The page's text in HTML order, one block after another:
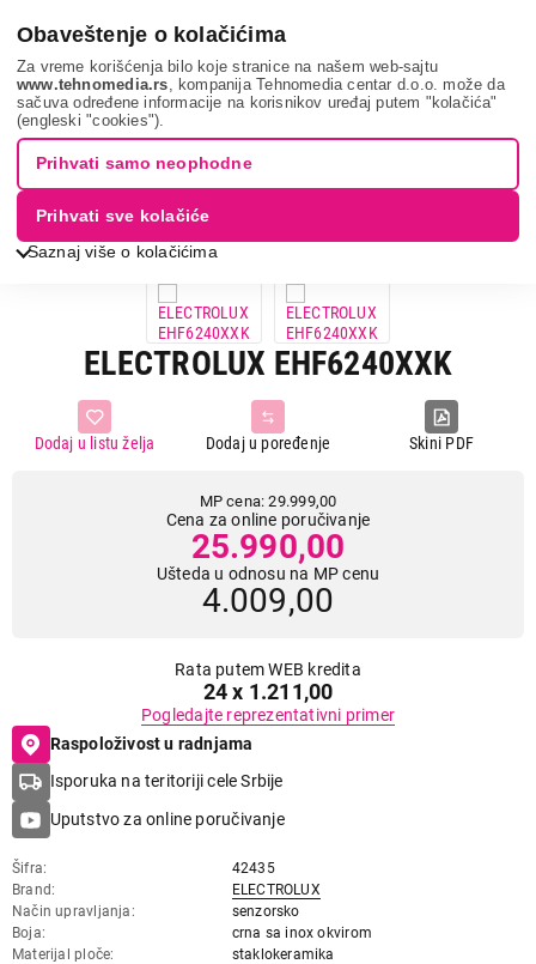
Obaveštenje o kolačićima
Za vreme korišćenja bilo koje stranice na našem web-sajtu
www.tehnomedia.rs , kompanija Tehnomedia centar d.o.o. može da
sačuva određene informacije na korisnikov uređaj putem "kolačića"
(engleski "cookies").
Saznaj više o kolačićima
Prihvati samo neophodne
Prihvati sve kolačiće
Bela tehnika Ugradne ploče
Ugradne staklokeramičke ploče
Electrolux ehf6...
13% UŠTEDA.
ELECTROLUX EHF6240XXK
Skini PDF
Dodaj u poređenje
Dodaj u listu želja
MP cena: 29.999,00
Cena za online poručivanje
25.990,00
Ušteda u odnosu na MP cenu
4.009,00
Rata putem WEB kredita
24 x 1.211,00
Pogledajte reprezentativni primer
Raspoloživost u radnjama
Isporuka na teritoriji cele Srbije
Uputstvo za online poručivanje
Šifra
42435
Brand
ELECTROLUX
Način upravljanja
senzorsko
Boja
crna sa inox okvirom
Materijal ploče
staklokeramika